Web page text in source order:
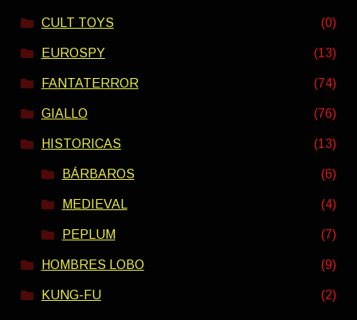
CULT TOYS (0)
EUROSPY (13)
FANTATERROR (74)
GIALLO (76)
HISTORICAS (13)
BÁRBAROS (6)
MEDIEVAL (4)
PEPLUM (7)
HOMBRES LOBO (9)
KUNG-FU (2)